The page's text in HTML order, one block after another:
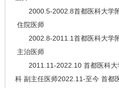
2000.5-2002.8首都医科大学
住院医师
2002.8-2011.1首都医科大学
主治医师
2011.11-2022.10 首都医科
科 副主任医师2022.11-至今 首都